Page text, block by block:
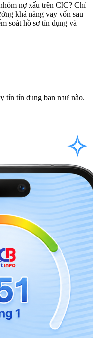
nợ xấu trên CIC? Chỉ
khả năng vay vốn sau
soát hồ sơ tín dụng và
tín tín dụng bạn như nào.